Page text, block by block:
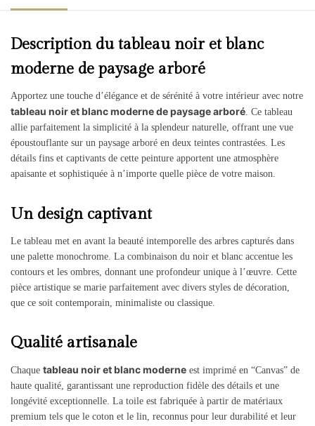
Description du tableau noir et blanc
moderne de paysage arboré
Apportez une touche d’élégance et de sérénité à votre intérieur avec notre
tableau noir et blanc moderne de paysage arboré. Ce tableau
allie parfaitement la simplicité à la splendeur naturelle, offrant une vue
époustouflante sur un paysage arboré en deux teintes contrastées. Les
détails fins et captivants de cette peinture apportent une atmosphère
apaisante et sophistiquée à n’importe quelle pièce de votre maison.
Un design captivant
Le tableau met en avant la beauté intemporelle des arbres capturés dans
une palette monochrome. La combinaison du noir et blanc accentue les
contours et les ombres, donnant une profondeur unique à l’œuvre. Cette
pièce artistique se marie parfaitement avec divers styles de décoration,
que ce soit contemporain, minimaliste ou classique.
Qualité artisanale
Chaque tableau noir et blanc moderne est imprimé en “Canvas” de
haute qualité, garantissant une reproduction fidèle des détails et une
longévité exceptionnelle. La toile est fabriquée à partir de matériaux
premium tels que le coton et le lin, reconnus pour leur durabilité et leur